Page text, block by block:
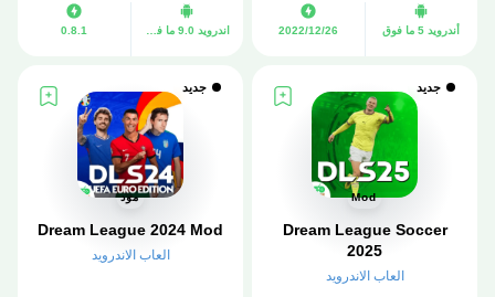
أندرويد 5 ما فوق 26‏/12‏/2022
0.8.1
جديد
Mod
Dream League Soccer
2025
العاب الاندرويد
جديد
مود
Dream League 2024 Mod
العاب الاندرويد